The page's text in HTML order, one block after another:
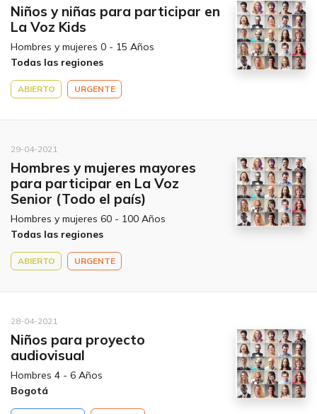
Niños y niñas para participar en
La Voz Kids
Hombres y mujeres 0 - 15 Años
Todas las regiones
ABIERTO URGENTE
29-04-2021
Hombres y mujeres mayores
para participar en La Voz
Senior (Todo el país)
Hombres y mujeres 60 - 100 Años
Todas las regiones
ABIERTO URGENTE
28-04-2021
Niños para proyecto
audiovisual
Hombres 4 - 6 Años
Bogotá